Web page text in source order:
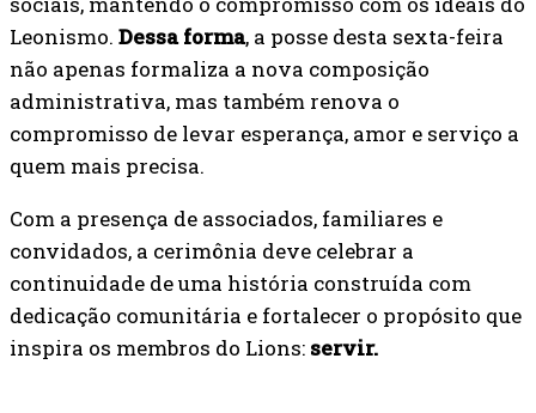
Leonismo. Dessa forma, a posse desta sexta-feira
não apenas formaliza a nova composição
administrativa, mas também renova o
compromisso de levar esperança, amor e serviço a
quem mais precisa.
Com a presença de associados, familiares e
convidados, a cerimônia deve celebrar a
continuidade de uma história construída com
dedicação comunitária e fortalecer o propósito que
inspira os membros do Lions: servir.